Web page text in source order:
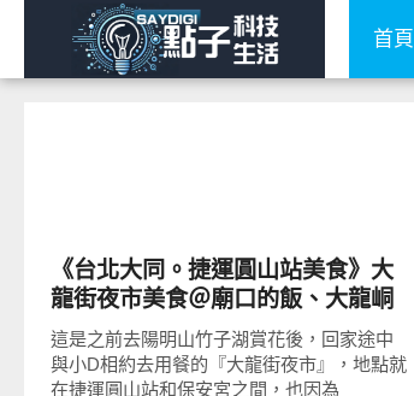
首頁
《台北大同。捷運圓山站美食》大
龍街夜市美食＠廟口的飯、大龍峒
甘蔗汁、大雄香雞翅
這是之前去陽明山竹子湖賞花後，回家途中
與小D相約去用餐的『大龍街夜市』，地點就
在捷運圓山站和保安宮之間，也因為